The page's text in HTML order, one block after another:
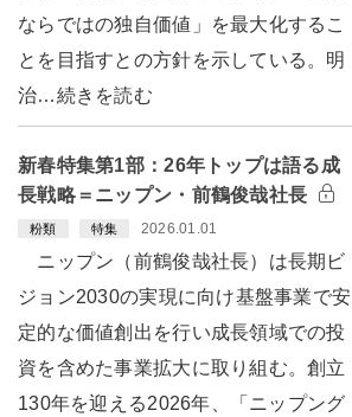
ならではの独自価値」を最大化するこ
とを目指すとの方針を示している。明
治…続きを読む
新春特集第1部：26年トップは語る成
長戦略＝ニップン・前鶴俊哉社長
粉類 特集 2026.01.01
ニップン（前鶴俊哉社長）は長期ビ
ジョン2030の実現に向け基盤事業で安
定的な価値創出を行い成長領域での投
資を含めた事業拡大に取り組む。創立
130年を迎える2026年、「ニップング